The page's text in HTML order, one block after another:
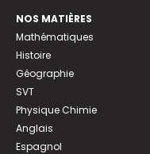
NOS MATIÈRES
Mathématiques
Histoire
Géographie
SVT
Physique Chimie
Anglais
Espagnol